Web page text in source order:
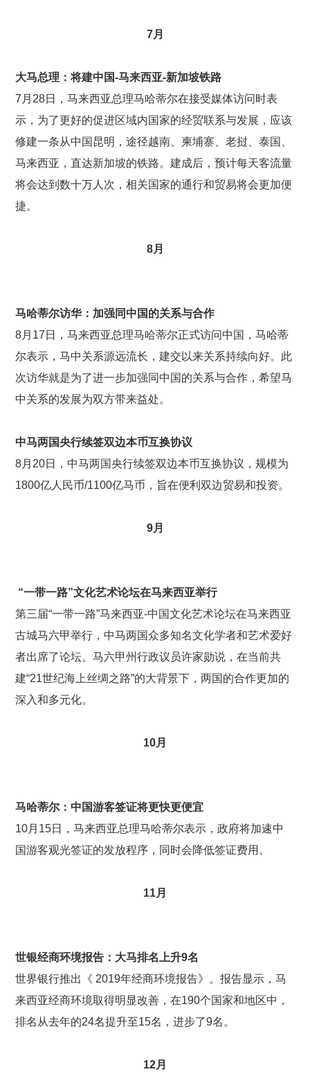
7月
大马总理：将建中国-马来西亚-新加坡铁路
7月28日，马来西亚总理马哈蒂尔在接受媒体访问时表
示，为了更好的促进区域内国家的经贸联系与发展，应该
修建一条从中国昆明，途径越南、柬埔寨、老挝、泰国、
马来西亚，直达新加坡的铁路。建成后，预计每天客流量
将会达到数十万人次，相关国家的通行和贸易将会更加便
捷。
8月
马哈蒂尔访华：加强同中国的关系与合作
8月17日，马来西亚总理马哈蒂尔正式访问中国，马哈蒂
尔表示，马中关系源远流长，建交以来关系持续向好。此
次访华就是为了进一步加强同中国的关系与合作，希望马
中关系的发展为双方带来益处。
中马两国央行续签双边本币互换协议
8月20日，中马两国央行续签双边本币互换协议，规模为
1800亿人民币/1100亿马币，旨在便利双边贸易和投资。
9月
“一带一路”文化艺术论坛在马来西亚举行
第三届“一带一路”马来西亚-中国文化艺术论坛在马来西亚
古城马六甲举行，中马两国众多知名文化学者和艺术爱好
者出席了论坛。马六甲州行政议员许家勋说，在当前共
建“21世纪海上丝绸之路”的大背景下，两国的合作更加的
深入和多元化。
10月
马哈蒂尔：中国游客签证将更快更便宜
10月15日，马来西亚总理马哈蒂尔表示，政府将加速中
国游客观光签证的发放程序，同时会降低签证费用。
11月
世银经商环境报告：大马排名上升9名
世界银行推出《 2019年经商环境报告》。报告显示，马
来西亚经商环境取得明显改善，在190个国家和地区中，
排名从去年的24名提升至15名，进步了9名。
12月